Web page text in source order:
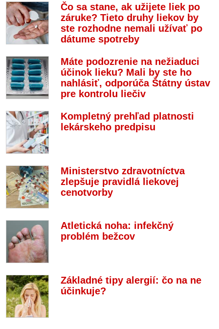
Čo sa stane, ak užijete liek po
záruke? Tieto druhy liekov by
ste rozhodne nemali užívať po
dátume spotreby
Máte podozrenie na nežiaduci
účinok lieku? Mali by ste ho
nahlásiť, odporúča Štátny ústav
pre kontrolu liečiv
Kompletný prehľad platnosti
lekárskeho predpisu
Ministerstvo zdravotníctva
zlepšuje pravidlá liekovej
cenotvorby
Atletická noha: infekčný
problém bežcov
Základné tipy alergií: čo na ne
účinkuje?